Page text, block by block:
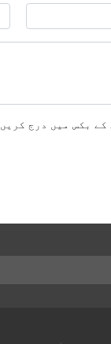
کے بکس میں درج کریں